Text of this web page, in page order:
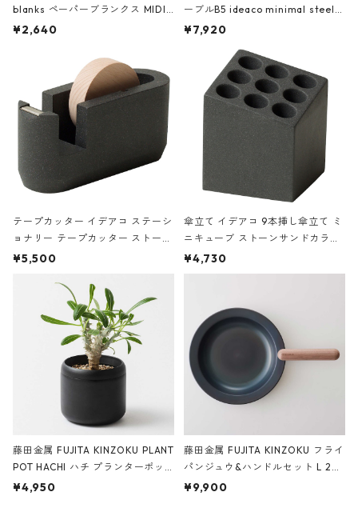
blanks ペーパーブランクス MIDI
ハードカバー 罫線 ヴァン・ゴッホ
¥2,640
ーブルB5 ideaco minimal steel f
urniture WALL Table B5 ネイビー
¥7,920
テープカッター イデアコ ステーシ
ョナリー テープカッター ストーン
サンドカラー 石調 ideaco Station
¥5,500
傘立て イデアコ 9本挿し傘立て ミ
ニキューブ ストーンサンドカラー
石調 ideaco Umbrella Stand CUB
E ストーンサンドブラック
¥4,730
藤田金属 FUJITA KINZOKU PLANT
POT HACHI ハチ プランターポッ
ト 3号 ブラック
¥4,950
藤田金属 FUJITA KINZOKU フライ
パンジュウ&ハンドルセット L 24c
m ガス火・IH対応 鉄フライパン
¥9,900